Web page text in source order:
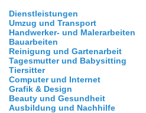
Dienstleistungen
Umzug und Transport
Handwerker- und Malerarbeiten
Bauarbeiten
Reinigung und Gartenarbeit
Tagesmutter und Babysitting
Tiersitter
Computer und Internet
Grafik & Design
Beauty und Gesundheit
Ausbildung und Nachhilfe